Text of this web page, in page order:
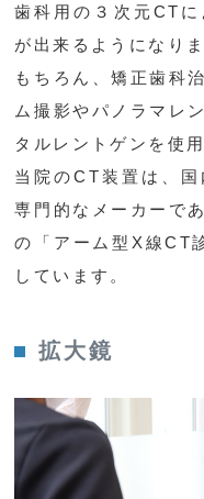
歯科用の３次元CT
が出来るようになりま
もちろん、矯正歯科
ム撮影やパノラマレ
タルレントゲンを使
当院のCT装置は、
専門的なメーカーで
の「アーム型X線CT
しています。
拡大鏡